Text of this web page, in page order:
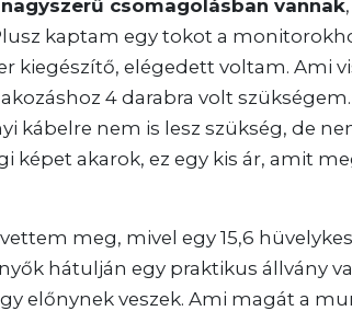
csomagolásban vannak
kaptam egy tokot a
kiegészítő, elégedett voltam. Ami
4 darabra volt
kábelre nem is lesz szükség, de
képet akarok, ez egy kis ár, amit
meg, mivel egy 15,6
hátulján egy praktikus állvány
előnynek veszek. Ami magát a